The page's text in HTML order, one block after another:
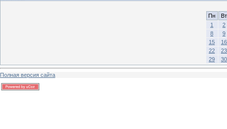
Пн
Вт
1
2
8
9
15
16
22
23
29
30
Полная версия сайта